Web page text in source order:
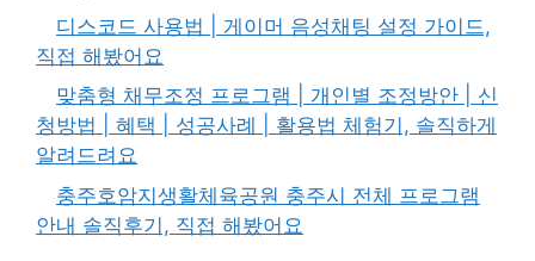
디스코드 사용법 | 게이머 음성채팅 설정 가이드,
직접 해봤어요
맞춤형 채무조정 프로그램 | 개인별 조정방안 | 신
청방법 | 혜택 | 성공사례 | 활용법 체험기, 솔직하게
알려드려요
충주호암지생활체육공원 충주시 전체 프로그램
안내 솔직후기, 직접 해봤어요